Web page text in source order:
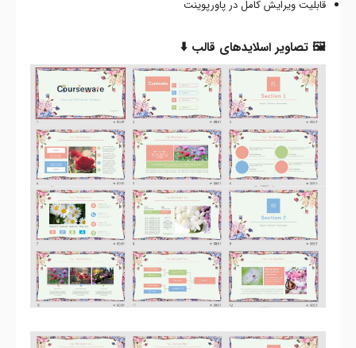
قابلیت ویرایش کامل در پاورپوینت
🖼️ تصاویر اسلایدهای قالب ⬇️